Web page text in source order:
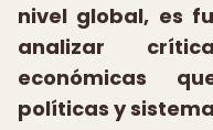
nivel global, es
analizar
económicas
políticas y